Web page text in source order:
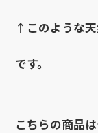
↑このような
です。
こちらの商品